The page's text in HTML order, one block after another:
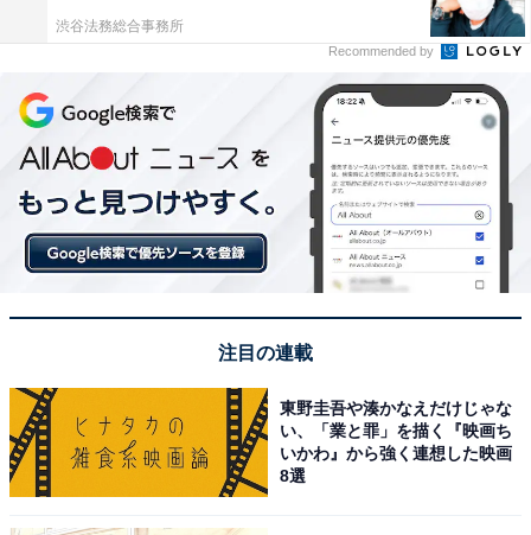
セットアップが非常に簡単で、付属のHDMIケーブ
ルを繋ぐだけで即使えました。この価格でこの音質
なら、コスパはかなり高いと思います
Bluetooth 5.4のおかげか、スマホの音楽を流しても
音飛びがなく、作業用のBGMスピーカーとしても優
秀です。デザインもシンプルで気に入っています
手軽にホームシアター気分を味わいたい人や、テレビの
音質を改善して映画やドラマをもっと楽しみたい人、そ
してコストパフォーマンスを重視する人には、間違いな
くおすすめの一台です。
渋谷法務総合事務所
Recommended by
注目の連載
東野圭吾や湊かなえだけじゃな
い、「業と罪」を描く『映画ち
いかわ』から強く連想した映画
8選